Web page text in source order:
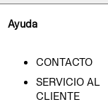
Ayuda
CONTACTO
SERVICIO AL
CLIENTE